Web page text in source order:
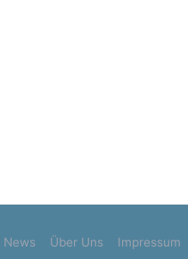
News Über Uns Impressum